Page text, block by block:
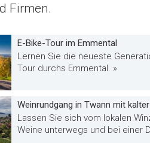
Firmen.
E-Bike-Tour im Emmental
Lernen Sie die neueste
Tour durchs Emmental. »
Weinrundgang in Twann mit
Lassen Sie sich vom lokalen
Weine unterwegs und bei einer